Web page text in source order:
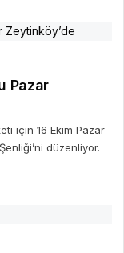
Pazar
için 16 Ekim Pazar
düzenliyor.